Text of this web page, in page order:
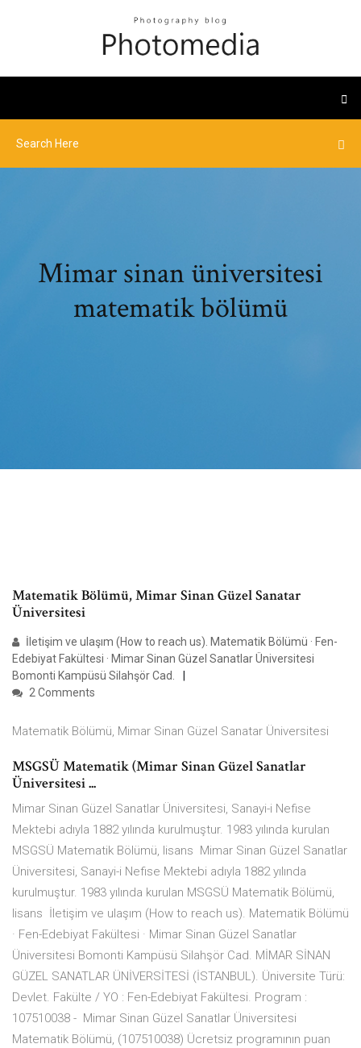
Mimar sinan üniversitesi
matematik bölümü
Matematik Bölümü, Mimar Sinan Güzel Sanatar
Üniversitesi
İletişim ve ulaşım (How to reach us). Matematik Bölümü · Fen-
Edebiyat Fakültesi · Mimar Sinan Güzel Sanatlar Üniversitesi
Bomonti Kampüsü Silahşör Cad.
2 Comments
Matematik Bölümü, Mimar Sinan Güzel Sanatar Üniversitesi
MSGSÜ Matematik (Mimar Sinan Güzel Sanatlar
Üniversitesi ...
Mimar Sinan Güzel Sanatlar Üniversitesi, Sanayi-i Nefise
Mektebi adıyla 1882 yılında kurulmuştur. 1983 yılında kurulan
MSGSÜ Matematik Bölümü, lisans Mimar Sinan Güzel Sanatlar
Üniversitesi, Sanayi-i Nefise Mektebi adıyla 1882 yılında
kurulmuştur. 1983 yılında kurulan MSGSÜ Matematik Bölümü,
lisans İletişim ve ulaşım (How to reach us). Matematik Bölümü
· Fen-Edebiyat Fakültesi · Mimar Sinan Güzel Sanatlar
Üniversitesi Bomonti Kampüsü Silahşör Cad. MİMAR SİNAN
GÜZEL SANATLAR ÜNİVERSİTESİ (İSTANBUL). Üniversite Türü:
Devlet. Fakülte / YO : Fen-Edebiyat Fakültesi. Program :
107510038 - Mimar Sinan Güzel Sanatlar Üniversitesi
Matematik Bölümü, (107510038) Ücretsiz programının puan